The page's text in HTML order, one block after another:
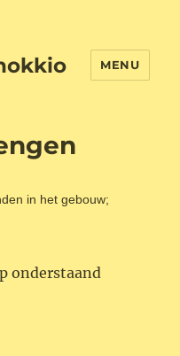
MENU
in het gebouw;
onderstaand